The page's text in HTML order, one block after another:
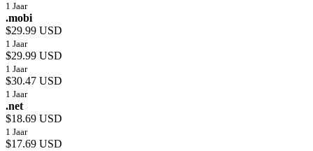
1 Jaar
.mobi
$29.99 USD
1 Jaar
$29.99 USD
1 Jaar
$30.47 USD
1 Jaar
.net
$18.69 USD
1 Jaar
$17.69 USD